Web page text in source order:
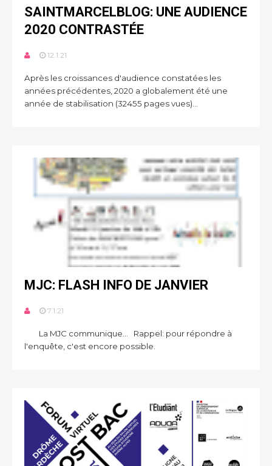
SAINTMARCELBLOG: UNE AUDIENCE
2020 CONTRASTÉE
12.1.21
Après les croissances d'audience constatées les
années précédentes, 2020 a globalement été une
année de stabilisation (32455 pages vues)...
MJC: FLASH INFO DE JANVIER
7.1.21
La MJC communique... Rappel: pour répondre à
l'enquête, c'est encore possible.